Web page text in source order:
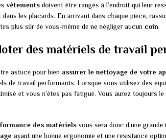
vêtements doivent être rangés à l’endroit qui leur
dans les placards. En arrivant dans chaque pièce,
plus sûr de vous-même de ne négliger aucun coin.
des matériels de travail
astuce pour bien assurer le nettoyage de votre
de travail performants. Lorsque vous utilisez des
et vous n’êtes pas fatigué. Vous aurez toujours le
des matériels vous sera donc d’une
ayant une bonne ergonomie et une résistance